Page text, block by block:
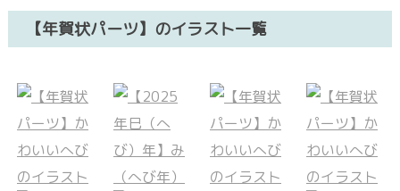
【年賀状パーツ】のイラスト一覧